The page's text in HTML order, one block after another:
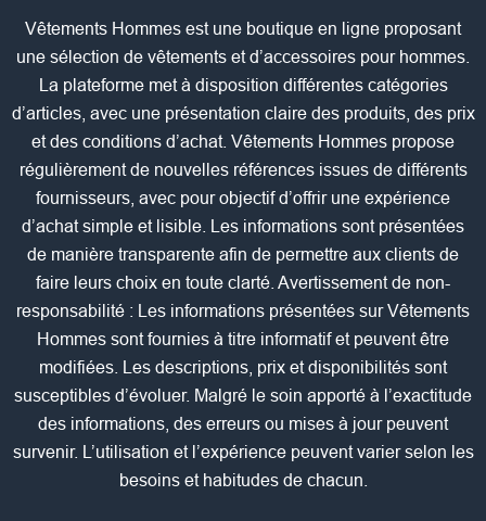
Vêtements Hommes est une boutique en ligne proposant
une sélection de vêtements et d’accessoires pour hommes.
La plateforme met à disposition différentes catégories
d’articles, avec une présentation claire des produits, des prix
et des conditions d’achat. Vêtements Hommes propose
régulièrement de nouvelles références issues de différents
fournisseurs, avec pour objectif d’offrir une expérience
d’achat simple et lisible. Les informations sont présentées
de manière transparente afin de permettre aux clients de
faire leurs choix en toute clarté. Avertissement de non-
responsabilité : Les informations présentées sur Vêtements
Hommes sont fournies à titre informatif et peuvent être
modifiées. Les descriptions, prix et disponibilités sont
susceptibles d’évoluer. Malgré le soin apporté à l’exactitude
des informations, des erreurs ou mises à jour peuvent
survenir. L’utilisation et l’expérience peuvent varier selon les
besoins et habitudes de chacun.